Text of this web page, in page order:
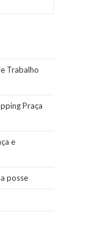
Trabalho
Praça
e
posse